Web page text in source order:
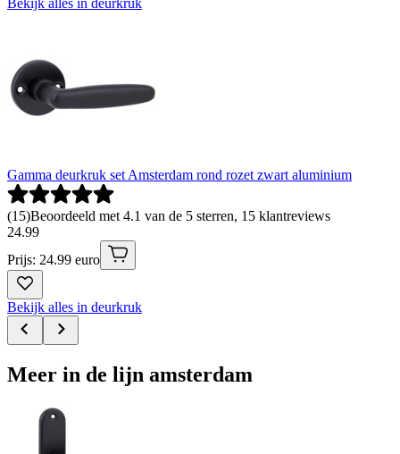
Gamma deurkruk set Amsterdam rond rozet zwart aluminium
(15)Beoordeeld met 4.1 van de 5 sterren, 15 klantreviews
24.99
Prijs: 24.99 euro
Bekijk alles in deurkruk
Meer in de lijn amsterdam